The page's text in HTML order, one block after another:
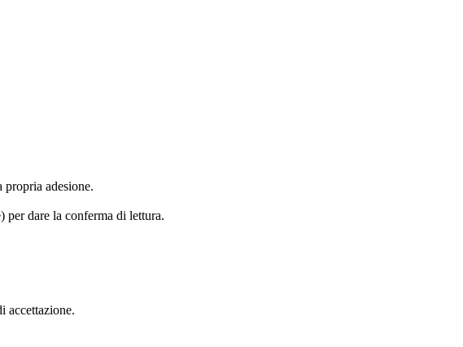
adesione.
per dare la conferma di lettura.
accettazione.